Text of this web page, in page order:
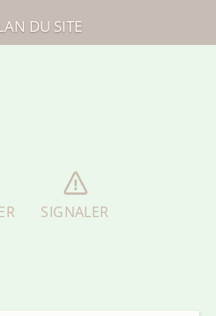
SIGNALER
DU SITE